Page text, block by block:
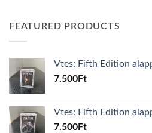
FEATURED PRODUCTS
Vtes: Fifth Edition
7.500Ft
Vtes: Fifth Edition
7.500Ft